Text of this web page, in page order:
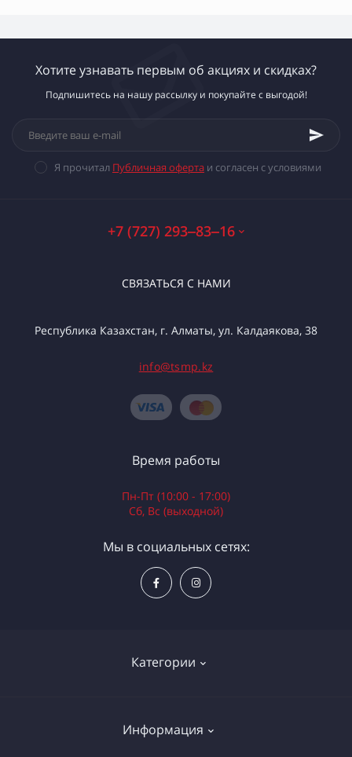
Хотите узнавать первым об акциях и скидках?
Подпишитесь на нашу рассылку и покупайте с выгодой!
Я прочитал Публичная оферта и согласен с условиями
+7 (727) 293‒83‒16
СВЯЗАТЬСЯ С НАМИ
Республика Казахстан, г. Алматы, ул. Калдаякова, 38
info@tsmp.kz
Категории
Электроинструменты
Информация
Время работы
Пн-Пт (10:00 - 17:00)
Сб, Вс (выходной)
Мы в социальных сетях: